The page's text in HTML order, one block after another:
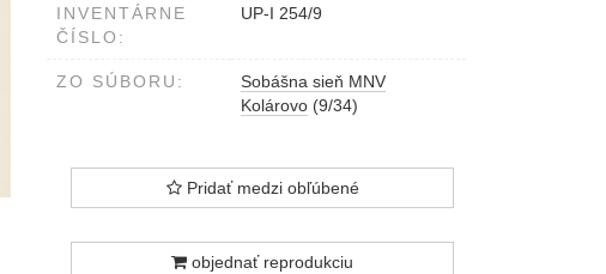
INVENTÁRNE
ČÍSLO:
UP-I 254/9
ZO SÚBORU:
Sobášna sieň MNV
Kolárovo (9/34)
Pridať medzi obľúbené
objednať reprodukciu